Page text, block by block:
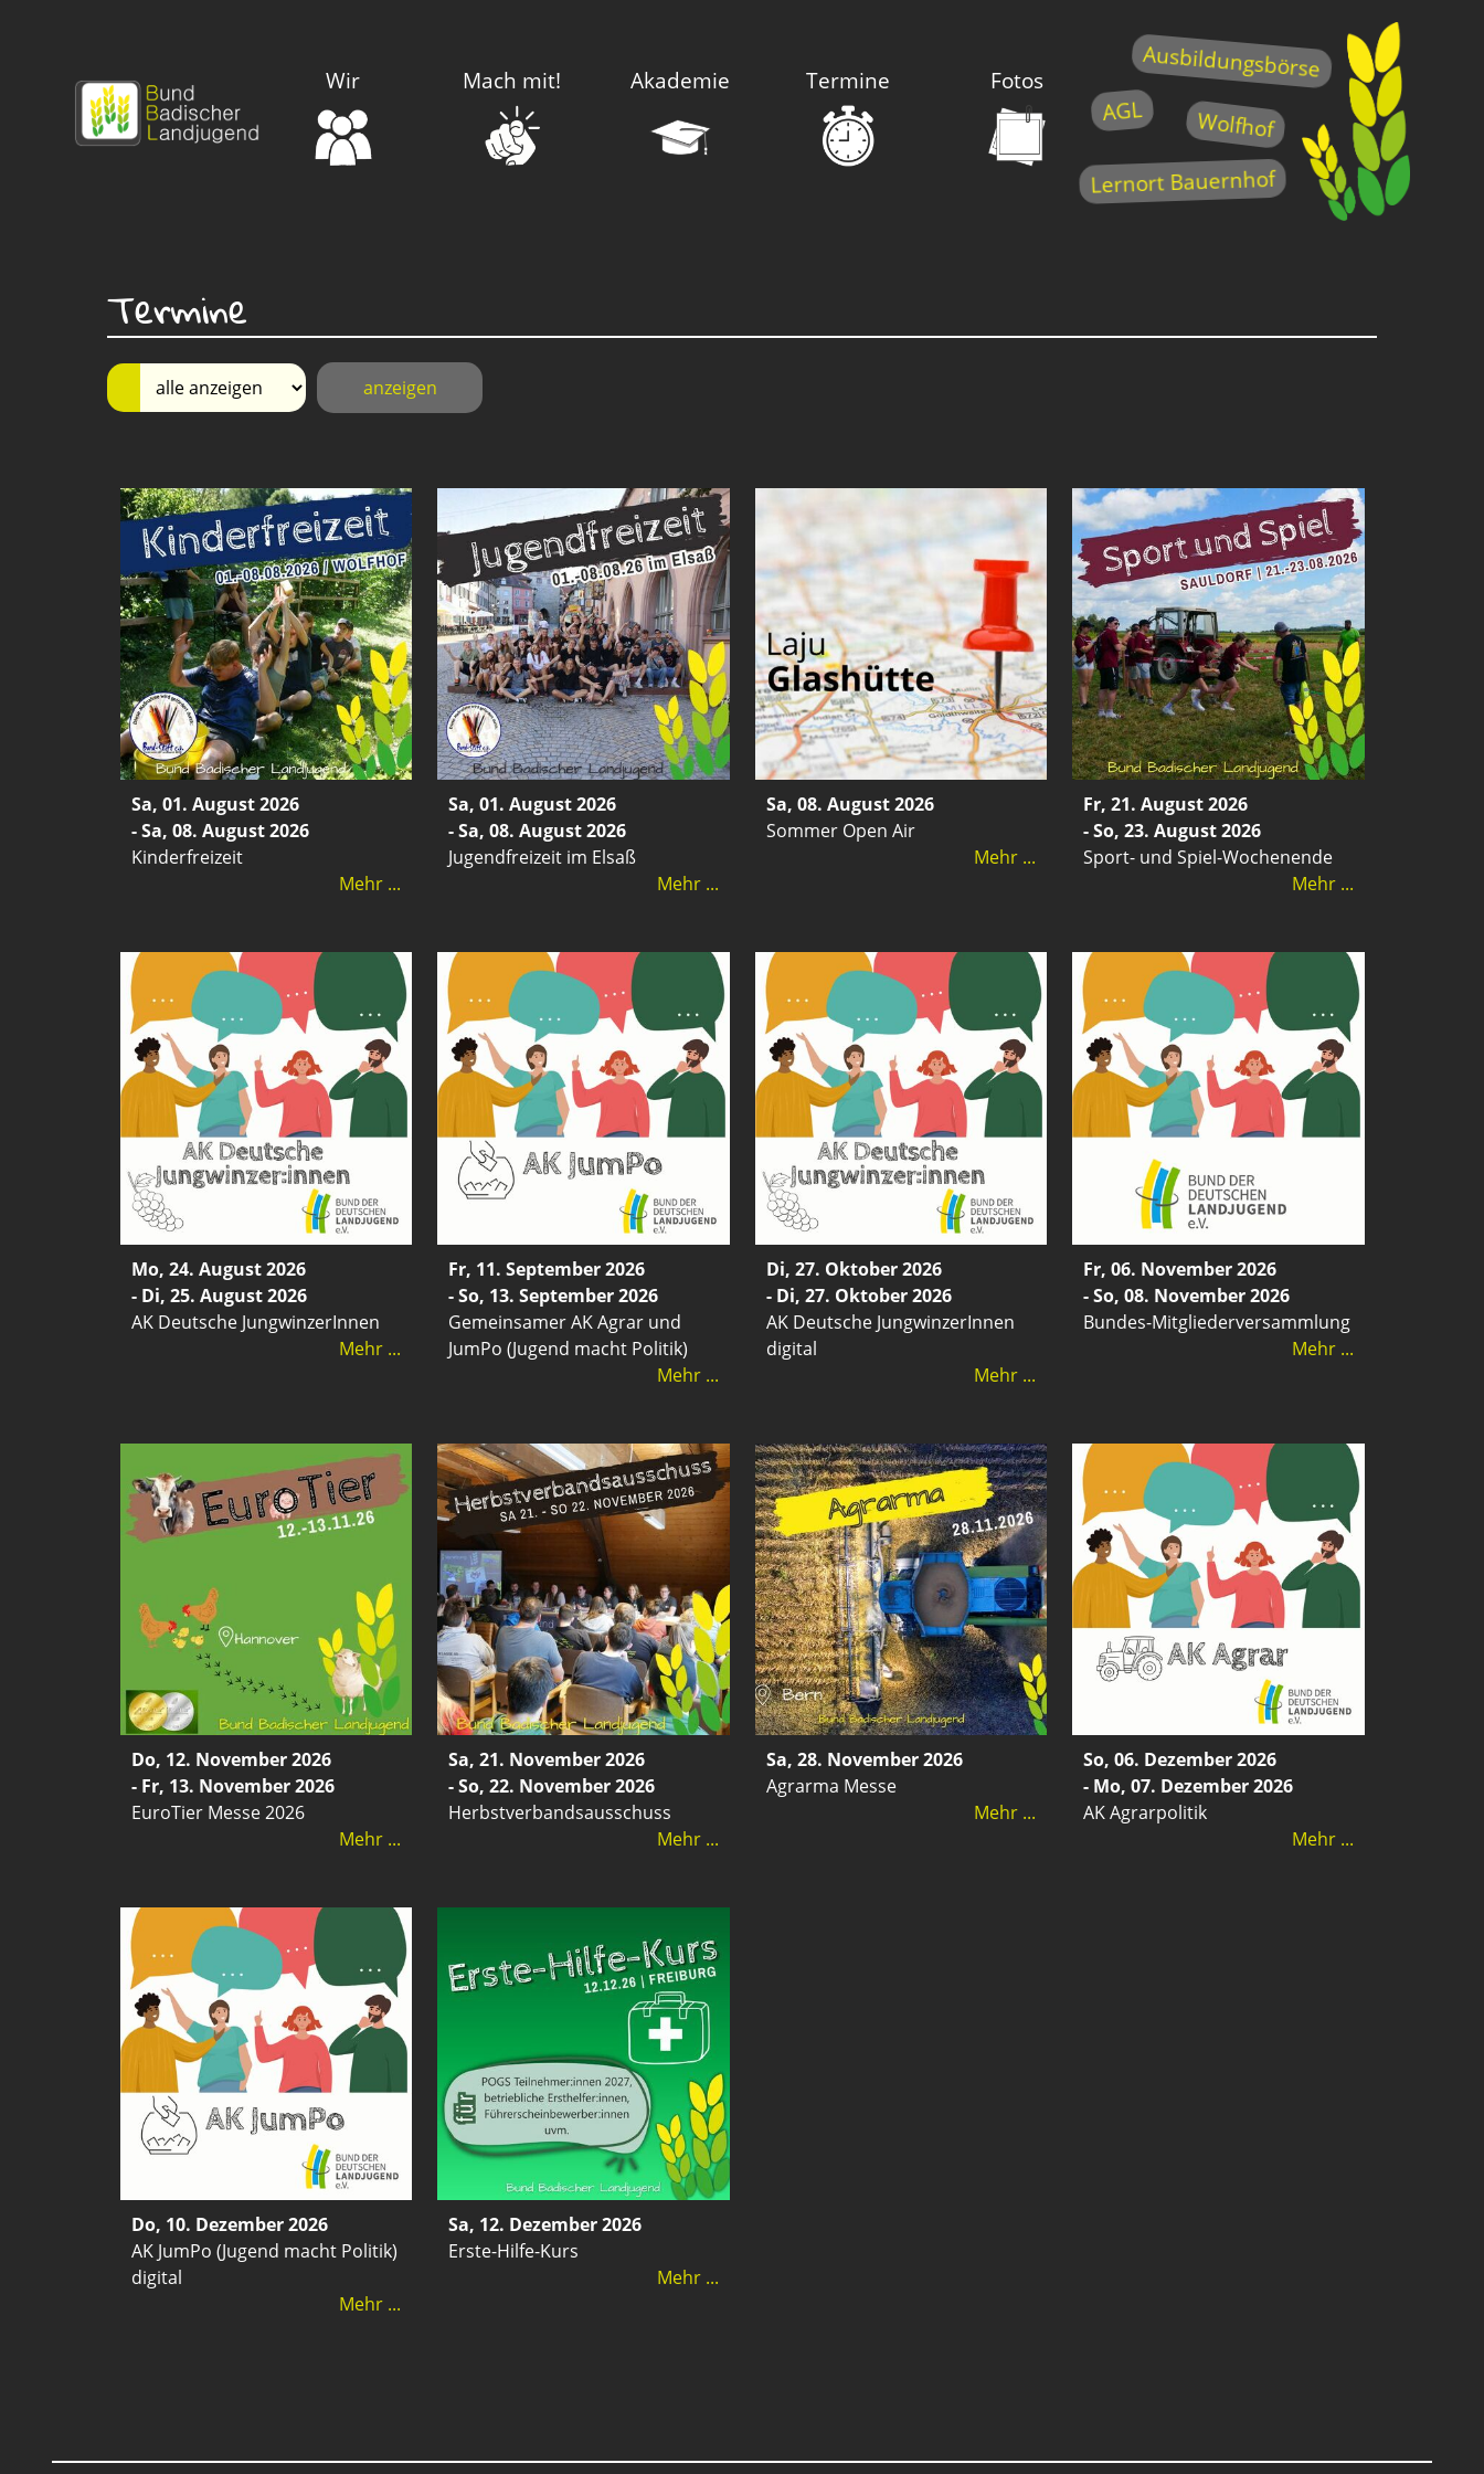
Wir Mach mit! Akademie Termine Fotos Ausbildungsbörse
AGL Wolfhof
Lernort Bauernhof
Termine
Sa, 01. August 2026
- Sa, 08. August 2026
Kinderfreizeit
Mehr ...
Sa, 01. August 2026
- Sa, 08. August 2026
Jugendfreizeit im Elsaß
Mehr ...
Sa, 08. August 2026
Sommer Open Air
Mehr ...
Fr, 21. August 2026
- So, 23. August 2026
Sport- und Spiel-Wochenende
Mehr ...
Mo, 24. August 2026
- Di, 25. August 2026
AK Deutsche JungwinzerInnen
Mehr ...
Fr, 11. September 2026
- So, 13. September 2026
Gemeinsamer AK Agrar und
JumPo (Jugend macht Politik)
Mehr ...
Di, 27. Oktober 2026
- Di, 27. Oktober 2026
AK Deutsche JungwinzerInnen
digital
Mehr ...
Fr, 06. November 2026
- So, 08. November 2026
Bundes-Mitgliederversammlung
Mehr ...
Do, 12. November 2026
- Fr, 13. November 2026
EuroTier Messe 2026
Mehr ...
Sa, 21. November 2026
- So, 22. November 2026
Herbstverbandsausschuss
Mehr ...
Sa, 28. November 2026
Agrarma Messe
Mehr ...
So, 06. Dezember 2026
- Mo, 07. Dezember 2026
AK Agrarpolitik
Mehr ...
Do, 10. Dezember 2026
AK JumPo (Jugend macht Politik)
digital
Mehr ...
Sa, 12. Dezember 2026
Erste-Hilfe-Kurs
Mehr ...